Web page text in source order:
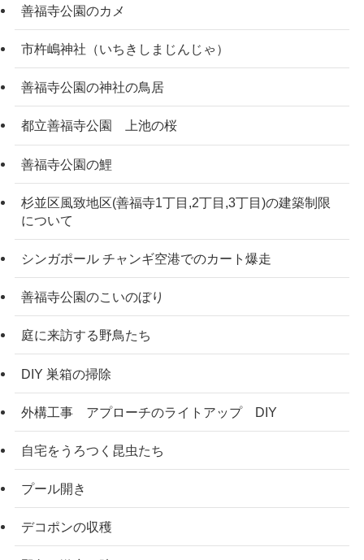
善福寺公園のカメ
市杵嶋神社（いちきしまじんじゃ）
善福寺公園の神社の鳥居
都立善福寺公園 上池の桜
善福寺公園の鯉
杉並区風致地区(善福寺1丁目,2丁目,3丁目)の建築制限
について
シンガポール チャンギ空港でのカート爆走
善福寺公園のこいのぼり
庭に来訪する野鳥たち
DIY 巣箱の掃除
外構工事 アプローチのライトアップ DIY
自宅をうろつく昆虫たち
プール開き
デコポンの収穫